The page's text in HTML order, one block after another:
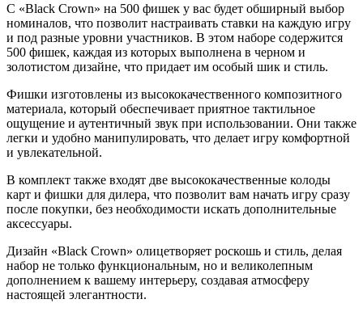
С «Black Crown» на 500 фишек у вас будет обширный выбор
номиналов, что позволит настраивать ставки на каждую игру
и под разные уровни участников. В этом наборе содержится
500 фишек, каждая из которых выполнена в черном и
золотистом дизайне, что придает им особый шик и стиль.
Фишки изготовлены из высококачественного композитного
материала, который обеспечивает приятное тактильное
ощущение и аутентичный звук при использовании. Они также
легки и удобно манипулировать, что делает игру комфортной
и увлекательной.
В комплект также входят две высококачественные колоды
карт и фишки для дилера, что позволит вам начать игру сразу
после покупки, без необходимости искать дополнительные
аксессуары.
Дизайн «Black Crown» олицетворяет роскошь и стиль, делая
набор не только функциональным, но и великолепным
дополнением к вашему интерьеру, создавая атмосферу
настоящей элегантности.